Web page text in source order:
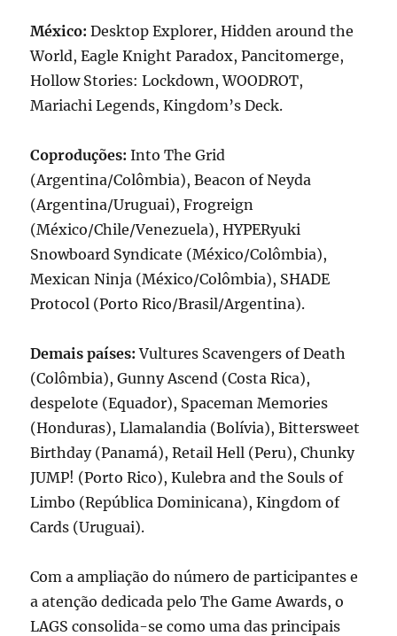
México: Desktop Explorer, Hidden around the
World, Eagle Knight Paradox, Pancitomerge,
Hollow Stories: Lockdown, WOODROT,
Mariachi Legends, Kingdom’s Deck.
Coproduções: Into The Grid
(Argentina/Colômbia), Beacon of Neyda
(Argentina/Uruguai), Frogreign
(México/Chile/Venezuela), HYPERyuki
Snowboard Syndicate (México/Colômbia),
Mexican Ninja (México/Colômbia), SHADE
Protocol (Porto Rico/Brasil/Argentina).
Demais países: Vultures Scavengers of Death
(Colômbia), Gunny Ascend (Costa Rica),
despelote (Equador), Spaceman Memories
(Honduras), Llamalandia (Bolívia), Bittersweet
Birthday (Panamá), Retail Hell (Peru), Chunky
JUMP! (Porto Rico), Kulebra and the Souls of
Limbo (República Dominicana), Kingdom of
Cards (Uruguai).
Com a ampliação do número de participantes e
a atenção dedicada pelo The Game Awards, o
LAGS consolida-se como uma das principais